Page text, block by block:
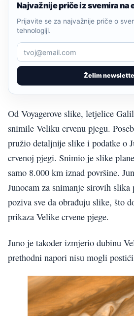
Najvažnije priče iz svemira na
Želim
Prijavite se za najvažnije priče o
tehnologiji.
Od Voyagerove slike, letjelice
snimile Veliku crvenu pjegu.
pružio detaljnije slike i podatke o
crvenoj pjegi. Snimio je slike
samo 8.000 km iznad površine.
Junocam za snimanje sirovih slika
poziva sve da obrađuju slike, što
prikaza Velike crvene pjege.
Juno je također izmjerio dubinu
prethodni napori nisu mogli postići